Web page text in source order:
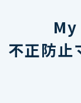
My
不正防止